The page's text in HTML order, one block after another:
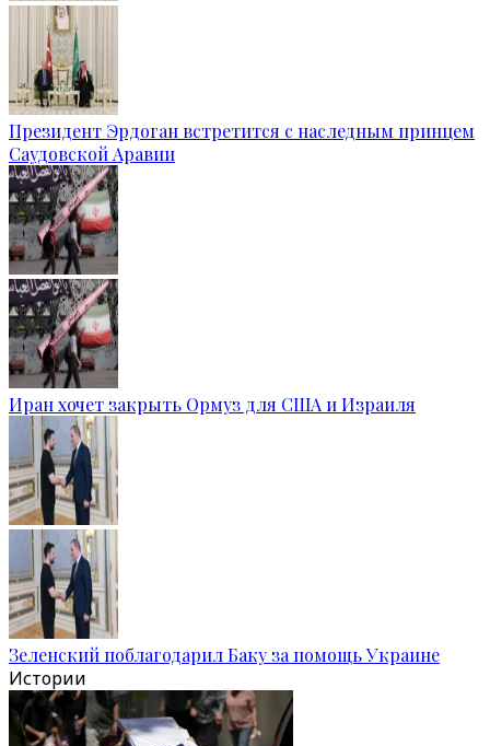
Президент Эрдоган встретится с наследным принцем
Саудовской Аравии
Иран хочет закрыть Ормуз для США и Израиля
Зеленский поблагодарил Баку за помощь Украине
Истории